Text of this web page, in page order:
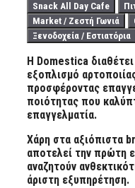
Snack All Day Cafe
Market / Ζεστή Γωνιά
Ξενοδοχεία / Εστιατόρια
Η Domestica
εξοπλισμό
προσφέροντας
ποιότητας που
επαγγελματία.
Χάρη στα αξιόπιστα
αποτελεί την πρώτη
αναζητούν
άριστη εξυπηρέτηση.